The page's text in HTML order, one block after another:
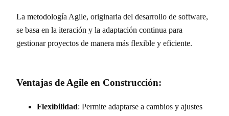
La metodología Agile, originaria del desarrollo de software,
se basa en la iteración y la adaptación continua para
gestionar proyectos de manera más flexible y eficiente.
Ventajas de Agile en Construcción:
Flexibilidad: Permite adaptarse a cambios y ajustes